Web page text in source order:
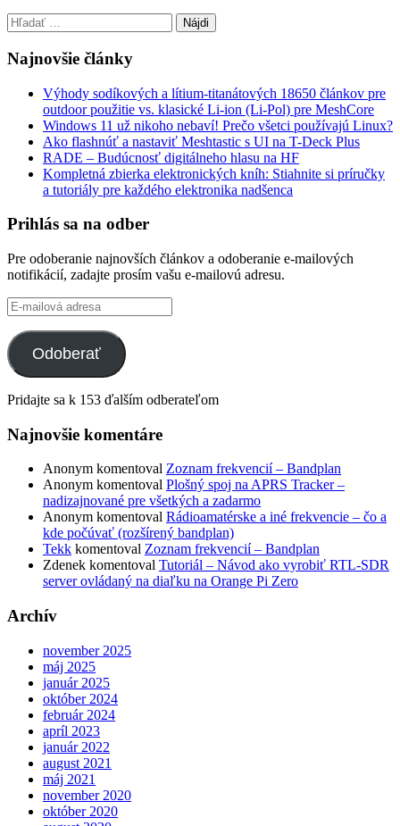
Hľadať:
Najnovšie články
Výhody sodíkových a lítium-titanátových 18650 článkov pre
outdoor použitie vs. klasické Li-ion (Li-Pol) pre MeshCore
Windows 11 už nikoho nebaví! Prečo všetci používajú Linux?
Ako flashnúť a nastaviť Meshtastic s UI na T-Deck Plus
RADE – Budúcnosť digitálneho hlasu na HF
Kompletná zbierka elektronických kníh: Stiahnite si príručky
a tutoriály pre každého elektronika nadšenca
Prihlás sa na odber
Pre odoberanie najnovších článkov a odoberanie e-mailových
notifikácií, zadajte prosím vašu e-mailovú adresu.
E-
mailová
adresa
Odoberať
Pridajte sa k 153 ďalším odberateľom
Najnovšie komentáre
Anonym komentoval Zoznam frekvencií – Bandplan
Anonym komentoval Plošný spoj na APRS Tracker –
nadizajnované pre všetkých a zadarmo
Anonym komentoval Rádioamatérske a iné frekvencie – čo a
kde počúvať (rozšírený bandplan)
Tekk komentoval Zoznam frekvencií – Bandplan
Zdenek komentoval Tutoriál – Návod ako vyrobiť RTL-SDR
server ovládaný na diaľku na Orange Pi Zero
Archív
november 2025
máj 2025
január 2025
október 2024
február 2024
apríl 2023
január 2022
august 2021
máj 2021
november 2020
október 2020